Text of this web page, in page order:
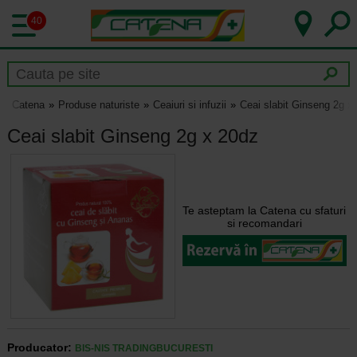
40
Catena Produse naturiste Ceaiuri si infuzii Ceai slabit Ginseng 2g x
Ceai slabit Ginseng 2g x 20dz
Te asteptam la Catena cu sfaturi
si recomandari
Producator:
BIS-NIS TRADINGBUCURESTI